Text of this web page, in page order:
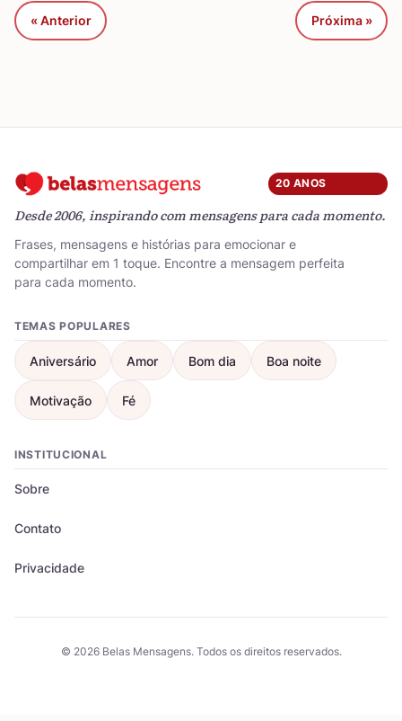
« Anterior Próxima »
20 ANOS
Desde 2006, inspirando com mensagens para cada momento.
Frases, mensagens e histórias para emocionar e
compartilhar em 1 toque. Encontre a mensagem perfeita
para cada momento.
TEMAS POPULARES
Aniversário Amor Bom dia Boa noite
Motivação Fé
INSTITUCIONAL
Sobre
Contato
Privacidade
© 2026 Belas Mensagens. Todos os direitos reservados.